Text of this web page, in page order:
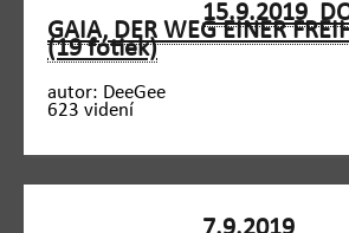
15.9.2019
GAIA, DER WEG EINER
(19 fotiek)
autor: DeeGee
623 videní